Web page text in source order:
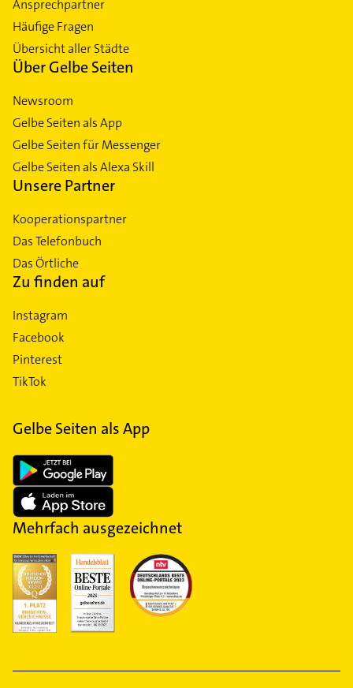
Ansprechpartner
Häufige Fragen
Übersicht aller Städte
Über Gelbe Seiten
Newsroom
Gelbe Seiten als App
Gelbe Seiten für Messenger
Gelbe Seiten als Alexa Skill
Unsere Partner
Kooperationspartner
Das Telefonbuch
Das Örtliche
Zu finden auf
Instagram
Facebook
Pinterest
TikTok
Gelbe Seiten als App
Mehrfach ausgezeichnet